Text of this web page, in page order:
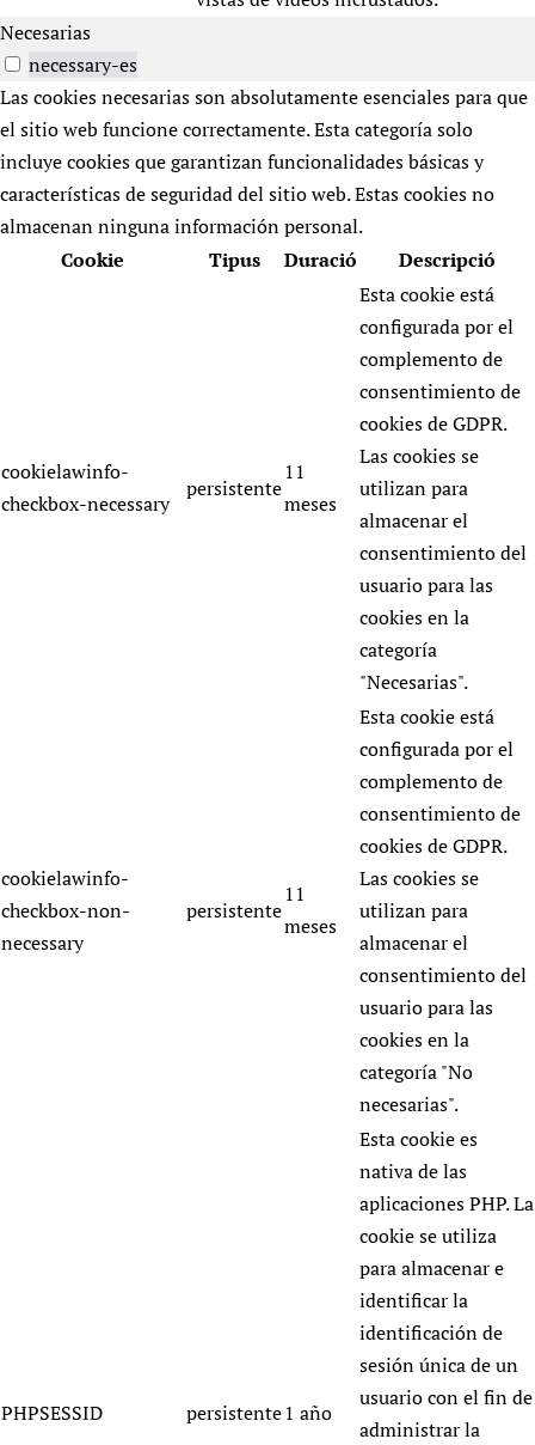
Necesarias
necessary-es
Las cookies necesarias son absolutamente esenciales para que
el sitio web funcione correctamente. Esta categoría solo
incluye cookies que garantizan funcionalidades básicas y
características de seguridad del sitio web. Estas cookies no
almacenan ninguna información personal.
Cookie
Tipus Duració Descripció
cookielawinfo-
checkbox-necessary
persistente
11
meses
Esta cookie está
configurada por el
complemento de
consentimiento de
cookies de GDPR.
Las cookies se
utilizan para
almacenar el
consentimiento del
usuario para las
cookies en la
categoría
"Necesarias".
cookielawinfo-
checkbox-non-
necessary
persistente
11
meses
Esta cookie está
configurada por el
complemento de
consentimiento de
cookies de GDPR.
Las cookies se
utilizan para
almacenar el
consentimiento del
usuario para las
cookies en la
categoría "No
necesarias".
PHPSESSID persistente1 año
Esta cookie es
nativa de las
aplicaciones PHP. La
cookie se utiliza
para almacenar e
identificar la
identificación de
sesión única de un
usuario con el fin de
administrar la